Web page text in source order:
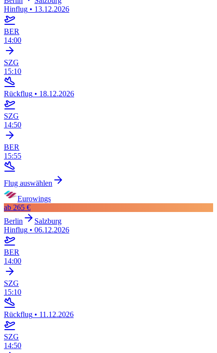
Hinflug • 13.12.2026
BER
14:00
SZG
15:10
Rückflug • 18.12.2026
SZG
14:50
BER
15:55
Flug auswählen
Eurowings
ab 265 €
Berlin
Salzburg
Hinflug • 06.12.2026
BER
14:00
SZG
15:10
Rückflug • 11.12.2026
SZG
14:50